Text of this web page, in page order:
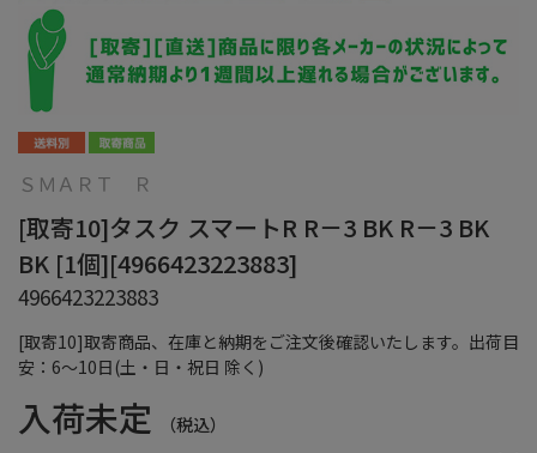
[取寄10]取寄商品、在庫と納期をご注文後確認いたします。出荷目
安：6～10日(土・日・祝日 除く)
ＳＭＡＲＴ Ｒ
[取寄10]タスク スマートR R－3 BK R－3 BK
BK [1個][4966423223883]
4966423223883
入荷未定 （税込）